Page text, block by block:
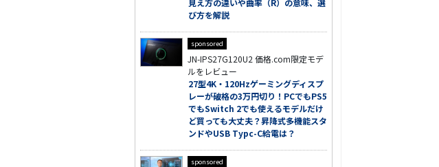
見え方の違いや曲率（R）の意味、選
び方を解説
sponsored
JN-IPS27G120U2 価格.com限定モデ
ルをレビュー
27型4K・120Hzゲーミングディスプ
レーが破格の3万円切り！PCでもPS5
でもSwitch 2でも使えるモデルだけ
ど買っても大丈夫？昇降式多機能スタ
ンドやUSB Typc-C給電は？
sponsored